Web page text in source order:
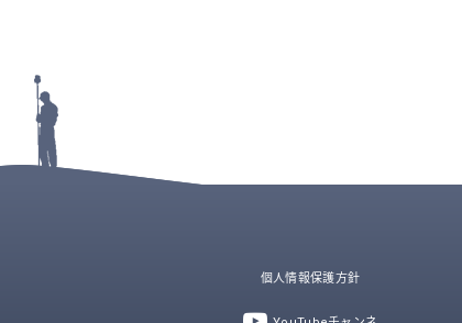
個人情報保護方針